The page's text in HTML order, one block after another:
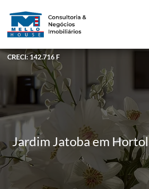
CRECI: 142.716 F
Jardim Jatoba em